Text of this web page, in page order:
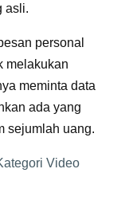
asli.
personal
melakukan
meminta data
ada yang
sejumlah uang.
Video